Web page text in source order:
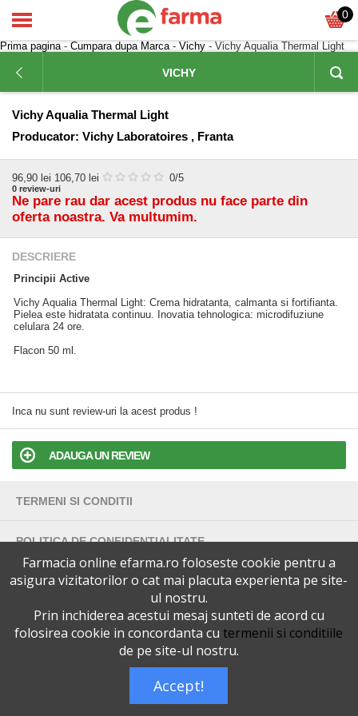
0
Prima pagina- Cumpara dupa Marca- Vichy - Vichy Aqualia Thermal Light
VICHY
Vichy Aqualia Thermal Light
Producator: Vichy Laboratoires , Franta
96,90 lei 106,70 lei 0/5
0 review-uri
Ne pare rau dar acest produs nu face parte din
oferta noastra. Va multumim.
DESCRIERE
Principii Active
Vichy Aqualia Thermal Light: Crema hidratanta, calmanta si fortifianta.
Pielea este hidratata continuu. Inovatia tehnologica: microdifuziune
celulara 24 ore.
Flacon 50 ml.
Inca nu sunt review-uri la acest produs !
ADAUGA UN REVIEW
TERMENI SI CONDITII
POLITICA DE CONFIDENTIALITATE
VERSIUNEA DESKTOP
Telefoane eFarma:0727515368
Dreptul de autor © efarma.ro - Toate Drepturile Rezervate.
Farmacia online efarma.ro foloseste cookie pentru a
asigura vizitatorilor o cat mai placuta experienta pe site-
ul nostru.
Prin inchiderea acestui mesaj sunteti de acord cu
folosirea cookie in concordanta cu termenii si conditiile
de pe site-ul nostru.
Accept!